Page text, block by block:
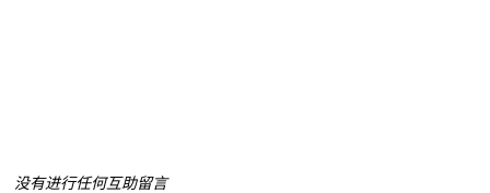
没有进行任何互助留言